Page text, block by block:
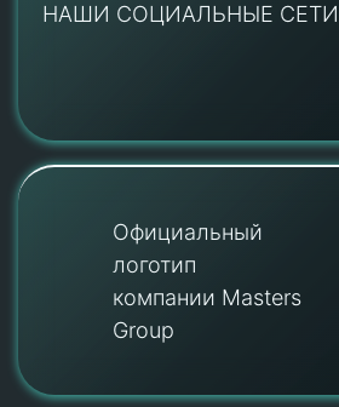
НАШИ СОЦИАЛЬНЫЕ СЕТИ
Официальный
логотип
компании Masters
Group